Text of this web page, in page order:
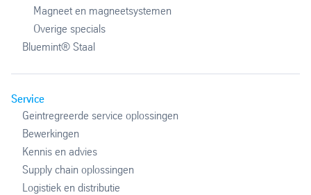
Magneet en magneetsystemen
Overige specials
Bluemint® Staal
Service
Geintregreerde service oplossingen
Bewerkingen
Kennis en advies
Supply chain oplossingen
Logistiek en distributie